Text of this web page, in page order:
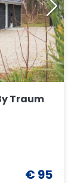
Traum
€ 95